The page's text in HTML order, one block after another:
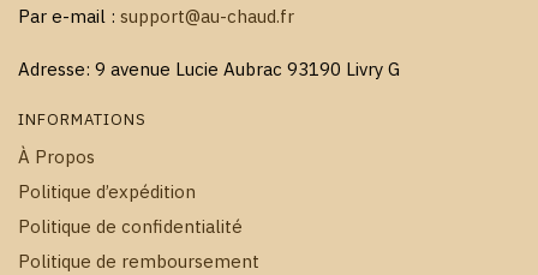
Par e-mail : support@au-chaud.fr
Adresse: 9 avenue Lucie Aubrac 93190 Livry G
INFORMATIONS
À Propos
Politique d’expédition
Politique de confidentialité
Politique de remboursement